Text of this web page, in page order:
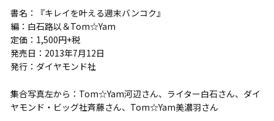
書名：『キレイを叶える週末バンコク』
編：白石路以＆Tom☆Yam
定価：1,500円+税
発売日：2013年7月12日
発行：ダイヤモンド社
集合写真左から：Tom☆Yam河辺さん、ライター白石さん、ダイ
ヤモンド・ビッグ社斉藤さん、Tom☆Yam美濃羽さん